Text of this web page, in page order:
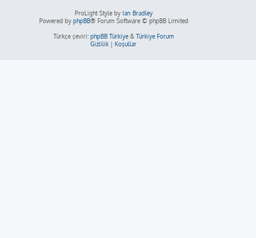
ProLight Style by Ian Bradley
Powered by phpBB® Forum Software © phpBB Limited
Türkçe çeviri: phpBB Türkiye& Türkiye Forum
Gizlilik | Koşullar